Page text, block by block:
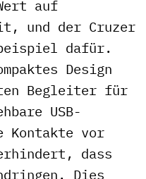
auf
und der Cruzer
dafür.
Design
Begleiter für
USB-
Kontakte vor
dass
Dies